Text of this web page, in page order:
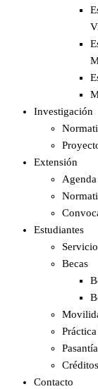
Investigación
Extensión
Estudiantes
Becas
Contacto